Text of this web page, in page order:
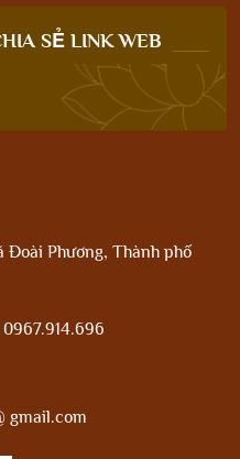
SẺ LINK WEB
Đoài Phương, Thành phố
gmail.com